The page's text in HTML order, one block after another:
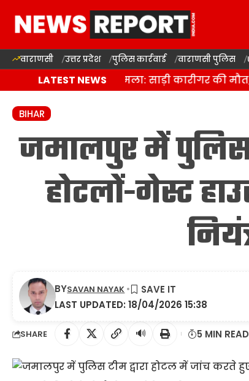
वाराणसी उत्तर प्रदेश पुलिस कार्रवाई वाराणसी पुलिस
LATEST NEWS
वाराणसी में जानलेवा हमला: साड़ी कारीगर की मौत,
BIHAR
जमालपुर में
होटलों-गेस्ट
LAST UPDATED: 18/04/2026 15:38
BYSAVAN NAYAK
SHARE 🔊 5 MIN READ